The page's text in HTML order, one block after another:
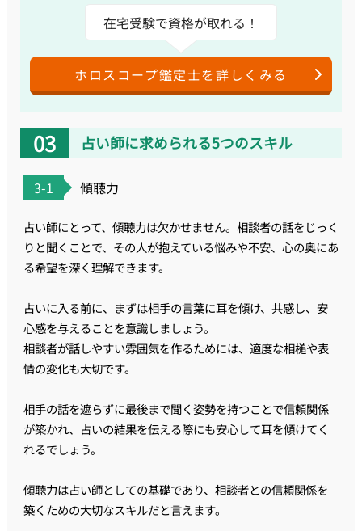
在宅受験で資格が取れる！
ホロスコープ鑑定士を詳しくみる
占い師に求められる5つのスキル
3-1 傾聴力
占い師にとって、傾聴力は欠かせません。相談者の話をじっく
りと聞くことで、その人が抱えている悩みや不安、心の奥にあ
る希望を深く理解できます。
占いに入る前に、まずは相手の言葉に耳を傾け、共感し、安
心感を与えることを意識しましょう。
相談者が話しやすい雰囲気を作るためには、適度な相槌や表
情の変化も大切です。
相手の話を遮らずに最後まで聞く姿勢を持つことで信頼関係
が築かれ、占いの結果を伝える際にも安心して耳を傾けてく
れるでしょう。
傾聴力は占い師としての基礎であり、相談者との信頼関係を
築くための大切なスキルだと言えます。